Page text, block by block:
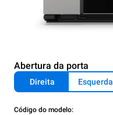
Abertura da porta
Direita Esquerda
Código do modelo: